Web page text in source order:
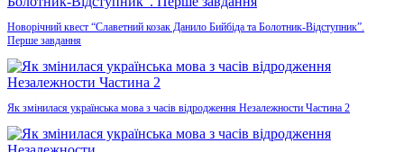
Новорічний квест “Славетний козак Данило Бийбіда та Болотник-Відступник”.
Перше завдання
Як змінилася українська мова з часів відродження Незалежности Частина 2